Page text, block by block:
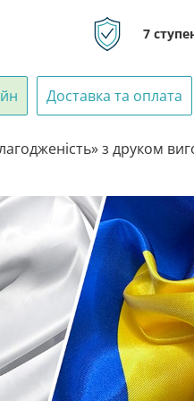
7
Доставка та оплата
з друком